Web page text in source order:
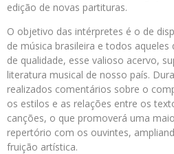
edição de novas partituras.
O objetivo das intérpretes é o de
de música brasileira e todos
de qualidade, esse valioso acervo,
literatura musical de nosso país.
realizados comentários sobre o
os estilos e as relações entre os
canções, o que promoverá uma
repertório com os ouvintes,
fruição artística.